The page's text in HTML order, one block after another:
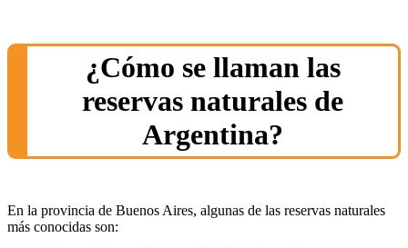
¿Cómo se llaman las
reservas naturales de
Argentina?
En la provincia de Buenos Aires, algunas de las reservas naturales
más conocidas son: